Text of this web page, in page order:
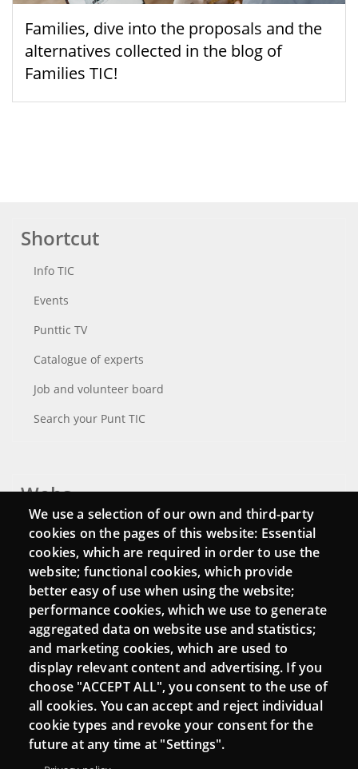
Families, dive into the proposals and the
alternatives collected in the blog of
Families TIC!
Shortcut
Info TIC
Events
Punttic TV
Catalogue of experts
Job and volunteer board
Search your Punt TIC
Webs
Login
Mattermost Punt TIC
Moodle CampusLab
Connect
Contact
Newsletters
We use a selection of our own and third-party
cookies on the pages of this website: Essential
cookies, which are required in order to use the
website; functional cookies, which provide
better easy of use when using the website;
performance cookies, which we use to generate
aggregated data on website use and statistics;
and marketing cookies, which are used to
display relevant content and advertising. If you
choose "ACCEPT ALL", you consent to the use of
all cookies. You can accept and reject individual
cookie types and revoke your consent for the
future at any time at "Settings".